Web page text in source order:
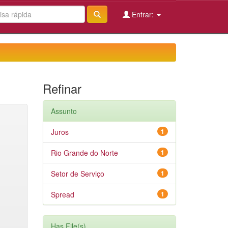
Entrar:
Refinar
Assunto
1
Juros
1
Rio Grande do Norte
1
Setor de Serviço
1
Spread
Has File(s)